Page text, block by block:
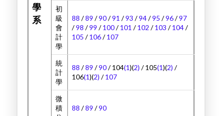
學
系
初
級
會
計
學
88 /89 /90/91 /93 /94/95 /96/97
/98 /99 /100/101 /102 /103 /104/
105 /106/107
統
計
學
88 /89 /90/ 104(1)(2) / 105(1)(2) /
106(1)(2) /107
微
積
88 /89 /90